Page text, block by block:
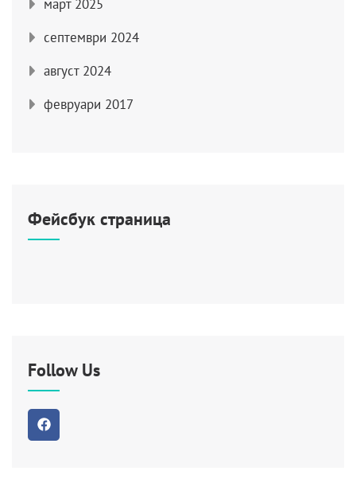
март 2025
септември 2024
август 2024
февруари 2017
Фейсбук страница
Follow Us